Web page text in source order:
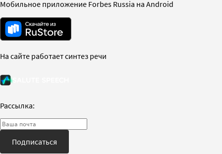
Мобильное приложение Forbes Russia на Android
На сайте работает синтез речи
Рассылка:
Подписаться